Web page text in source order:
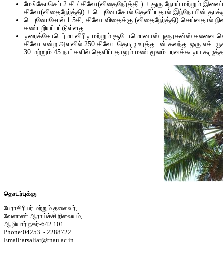
மேங்கோசெப் 2 கி / கிலோ(விதைநேர்த்தி ) + துரு நோய் மற்றும்
கிலோ(விதைநேர்த்தி) + டெபுனோசோல் தெளிப்பதால் இந்நோயின்
டெபுனோசோல் 1.5கி, கிலோ விதைக்கு (விதைநேர்த்தி)
கண்டறியப்பட்டுள்ளது.
டிரைக்கோடெர்மா விரிடி மற்றும் சூடோமொனாஸ் புளுரசன்ஸ்
கிலோ என்ற அளவில் 250 கிலோ தொழு உரத்துடன் கலந்து ஒரு
30 மற்றும் 45 நாட்களில் தெளிப்பதாலும் மண் மூலம் பரவக்கூடிய
தொடர்புக்கு
பேராசிரியர் மற்றும் தலைவர்,
வேளாண் ஆராய்ச்சி நிலையம்,
ஆழியார் நகர்-642 101.
Phone:04253 - 2288722
Email:arsaliar@tnau.ac.in